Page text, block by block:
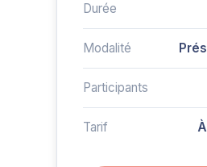
Durée
Modalité
Participants
Tarif